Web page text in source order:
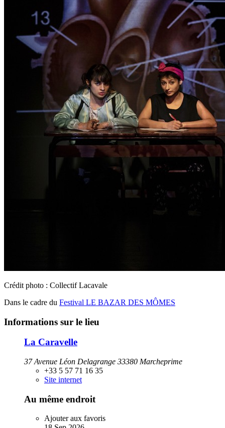
Crédit photo : Collectif Lacavale
Dans le cadre du Festival LE BAZAR DES MÔMES
Informations sur le lieu
La Caravelle
37 Avenue Léon Delagrange 33380 Marcheprime
+33 5 57 71 16 35
Site internet
Au même endroit
Ajouter aux favoris